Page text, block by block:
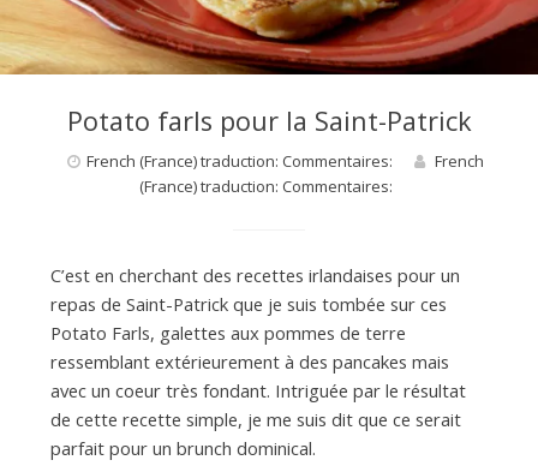
Potato farls pour la Saint-Patrick
French (France) traduction: Commentaires:
French
(France) traduction: Commentaires:
C’est en cherchant des recettes irlandaises pour un
repas de Saint-Patrick que je suis tombée sur ces
Potato Farls, galettes aux pommes de terre
ressemblant extérieurement à des pancakes mais
avec un coeur très fondant. Intriguée par le résultat
de cette recette simple, je me suis dit que ce serait
parfait pour un brunch dominical.